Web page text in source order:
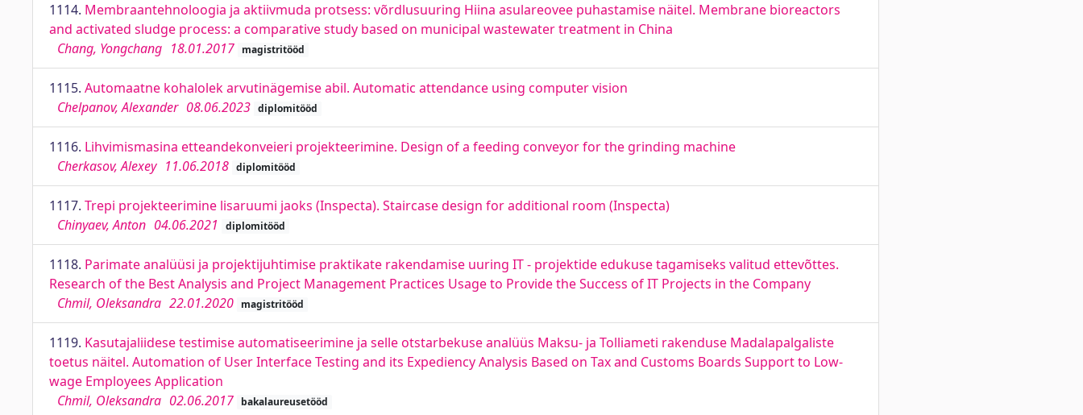
1114. Membraantehnoloogia ja aktiivmuda protsess: võrdlusuuring Hiina asulareovee puhastamise näitel. Membrane bioreactors
and activated sludge process: a comparative study based on municipal wastewater treatment in China
Chang, Yongchang 18.01.2017 magistritööd
1115. Automaatne kohalolek arvutinägemise abil. Automatic attendance using computer vision
Chelpanov, Alexander 08.06.2023 diplomitööd
1116. Lihvimismasina etteandekonveieri projekteerimine. Design of a feeding conveyor for the grinding machine
Cherkasov, Alexey 11.06.2018 diplomitööd
1117. Trepi projekteerimine lisaruumi jaoks (Inspecta). Staircase design for additional room (Inspecta)
Chinyaev, Anton 04.06.2021 diplomitööd
1118. Parimate analüüsi ja projektijuhtimise praktikate rakendamise uuring IT - projektide edukuse tagamiseks valitud ettevõttes.
Research of the Best Analysis and Project Management Practices Usage to Provide the Success of IT Projects in the Company
Chmil, Oleksandra 22.01.2020 magistritööd
1119. Kasutajaliidese testimise automatiseerimine ja selle otstarbekuse analüüs Maksu- ja Tolliameti rakenduse Madalapalgaliste
toetus näitel. Automation of User Interface Testing and its Expediency Analysis Based on Tax and Customs Boards Support to Low-
wage Employees Application
Chmil, Oleksandra 02.06.2017 bakalaureusetööd